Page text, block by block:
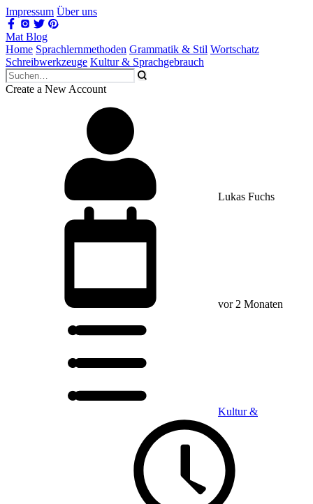
Impressum Über uns
Mat Blog
Home Sprachlernmethoden Grammatik & Stil Wortschatz
Schreibwerkzeuge Kultur & Sprachgebrauch
Create a New Account
Lukas Fuchs
vor 2 Monaten
Kultur &